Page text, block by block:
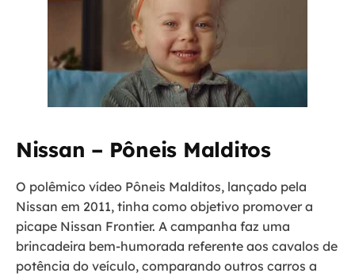
Nissan – Pôneis Malditos
O polêmico vídeo Pôneis Malditos, lançado pela
Nissan em 2011, tinha como objetivo promover a
picape Nissan Frontier. A campanha faz uma
brincadeira bem-humorada referente aos cavalos de
potência do veículo, comparando outros carros a